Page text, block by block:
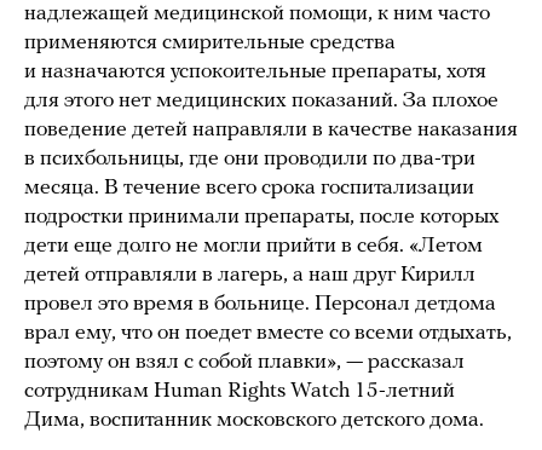
надлежащей медицинской помощи, к ним часто
применяются смирительные средства
и назначаются успокоительные препараты, хотя
для этого нет медицинских показаний. За плохое
поведение детей направляли в качестве наказания
в психбольницы, где они проводили по два-три
месяца. В течение всего срока госпитализации
подростки принимали препараты, после которых
дети еще долго не могли прийти в себя. «Летом
детей отправляли в лагерь, а наш друг Кирилл
провел это время в больнице. Персонал детдома
врал ему, что он поедет вместе со всеми отдыхать,
поэтому он взял с собой плавки», — рассказал
сотрудникам Human Rights Watch 15-летний
Дима, воспитанник московского детского дома.